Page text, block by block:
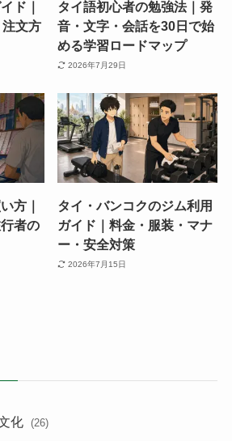
ド｜
文方
タイ語初心者の勉強法｜発
音・文字・会話を30日で始
める学習ロードマップ
2026年7月29日
方｜
者の
タイ・バンコクのジム利用
ガイド｜料金・服装・マナ
ー・安全対策
2026年7月15日
化 (26)